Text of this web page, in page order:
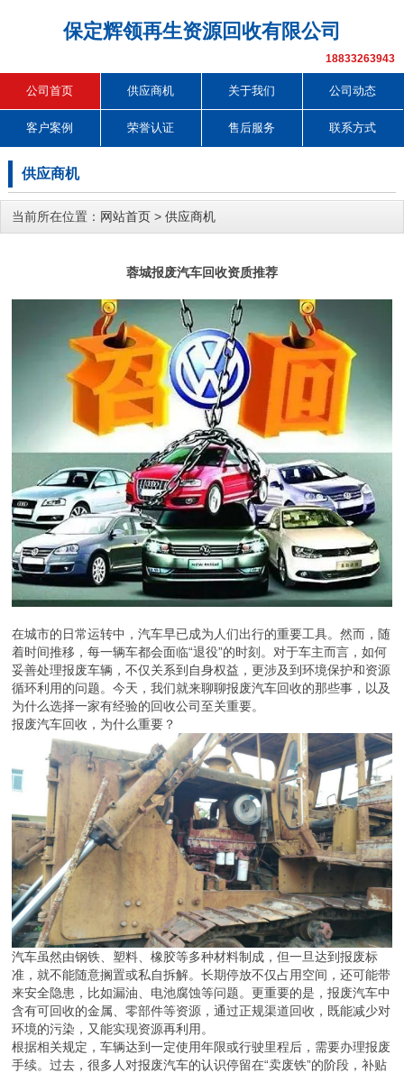
保定辉领再生资源回收有限公司
18833263943
公司首页 供应商机 关于我们 公司动态
客户案例 荣誉认证 售后服务 联系方式
供应商机
当前所在位置： 网站首页 > 供应商机
蓉城报废汽车回收资质推荐
在城市的日常运转中，汽车早已成为人们出行的重要工具。然而，随
着时间推移，每一辆车都会面临“退役”的时刻。对于车主而言，如何
妥善处理报废车辆，不仅关系到自身权益，更涉及到环境保护和资源
循环利用的问题。今天，我们就来聊聊报废汽车回收的那些事，以及
为什么选择一家有经验的回收公司至关重要。
报废汽车回收，为什么重要？
汽车虽然由钢铁、塑料、橡胶等多种材料制成，但一旦达到报废标
准，就不能随意搁置或私自拆解。长期停放不仅占用空间，还可能带
来安全隐患，比如漏油、电池腐蚀等问题。更重要的是，报废汽车中
含有可回收的金属、零部件等资源，通过正规渠道回收，既能减少对
环境的污染，又能实现资源再利用。
根据相关规定，车辆达到一定使用年限或行驶里程后，需要办理报废
手续。过去，很多人对报废汽车的认识停留在“卖废铁”的阶段，补贴